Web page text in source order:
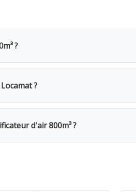
?
par jour (24.79€ HTVA). Une
seuls 4 jours sont facturés.
?
nous pour vérifier la
volumes importants ou les
d'air 800m³ ?
option.